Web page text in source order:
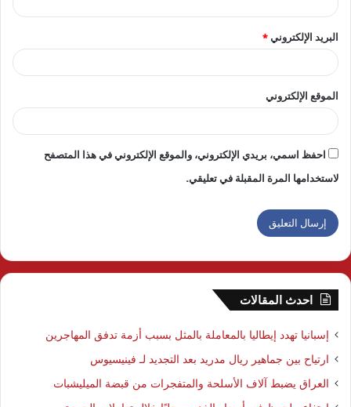
البريد الإلكتروني*
الموقع الإلكتروني
احفظ اسمي، بريدي الإلكتروني، والموقع الإلكتروني في هذا المتصفح
لاستخدامها المرة المقبلة في تعليقي.
احدث المقالات
إسبانيا تهدد إيطاليا بالمعاملة بالمثل بسبب أزمة تدفق المهاجرين
ارتياح بين جماهير ريال مدريد بعد التجديد لـ فينيسيوس
العراق يضبط آلاف الأسلحة والمتفجرات من قبضة الميليشبات